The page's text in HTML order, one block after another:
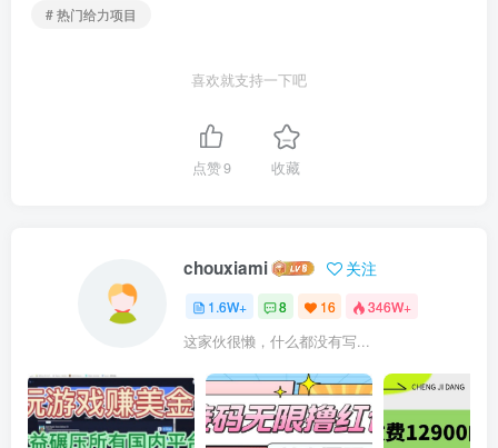
# 热门给力项目
喜欢就支持一下吧
点赞9 收藏
chouxiami 关注
1.6W+ 8 16 346W+
这家伙很懒，什么都没有写...